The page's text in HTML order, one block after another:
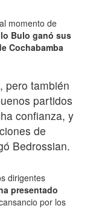
al momento de
Bulo ganó sus
Cochabamba
pero también
partidos
confianza, y
de
Bedrossian.
dirigentes
presentado
por los